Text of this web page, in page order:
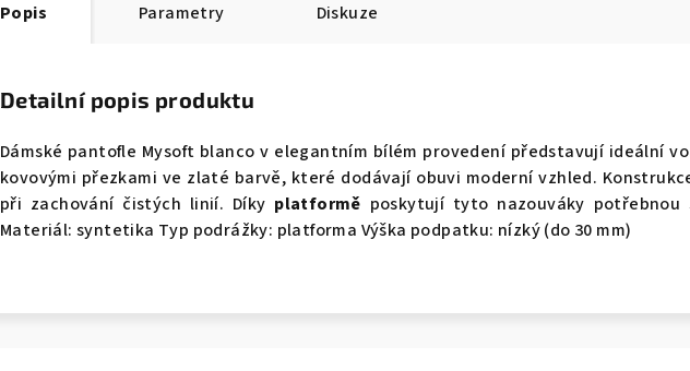
Popis Parametry Diskuze
Detailní popis produktu
Dámské pantofle Mysoft blanco v elegantním bílém provedení představují ideální
kovovými přezkami ve zlaté barvě, které dodávají obuvi moderní vzhled.
při zachování čistých linií. Díky platformě poskytují tyto nazouváky
Materiál: syntetika Typ podrážky: platforma Výška podpatku: nízký (do 30 mm)